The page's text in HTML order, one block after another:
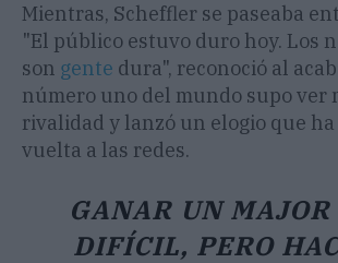
Mientras, Scheffler se paseaba
"El público estuvo duro hoy. Los
son gente dura", reconoció al
número uno del mundo supo ver
rivalidad y lanzó un elogio que ha
vuelta a las redes.
GANAR UN MAJOR
DIFÍCIL, PERO